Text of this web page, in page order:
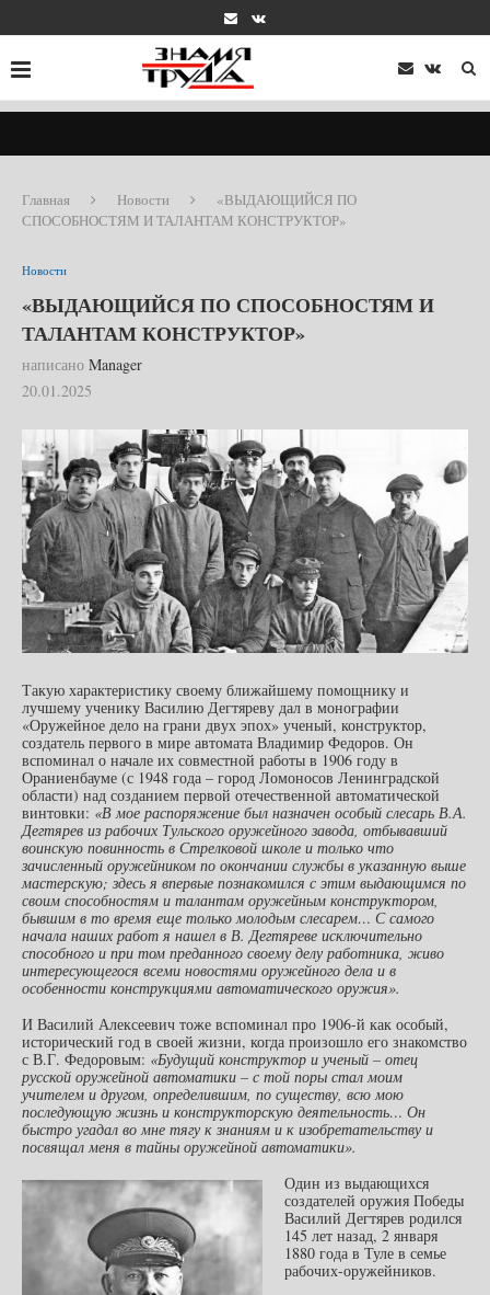
Главная Новости
«ВЫДАЮЩИЙСЯ ПО
СПОСОБНОСТЯМ И ТАЛАНТАМ КОНСТРУКТОР»
Новости
«ВЫДАЮЩИЙСЯ ПО СПОСОБНОСТЯМ И
ТАЛАНТАМ КОНСТРУКТОР»
написано Manager
20.01.2025
Такую характеристику своему ближайшему помощнику и
лучшему ученику Василию Дегтяреву дал в монографии
«Оружейное дело на грани двух эпох» ученый, конструктор,
создатель первого в мире автомата Владимир Федоров. Он
вспоминал о начале их совместной работы в 1906 году в
Ораниенбауме (с 1948 года – город Ломоносов Ленинградской
области) над созданием первой отечественной автоматической
винтовки: «В мое распоряжение был назначен особый слесарь В.А.
Дегтярев из рабочих Тульского оружейного завода, отбывавший
воинскую повинность в Стрелковой школе и только что
зачисленный оружейником по окончании службы в указанную выше
мастерскую; здесь я впервые познакомился с этим выдающимся по
своим способностям и талантам оружейным конструктором,
бывшим в то время еще только молодым слесарем… С самого
начала наших работ я нашел в В. Дегтяреве исключительно
способного и при том преданного своему делу работника, живо
интересующегося всеми новостями оружейного дела и в
особенности конструкциями автоматического оружия».
И Василий Алексеевич тоже вспоминал про 1906-й как особый,
исторический год в своей жизни, когда произошло его знакомство
с В.Г. Федоровым: «Будущий конструктор и ученый – отец
русской оружейной автоматики – с той поры стал моим
учителем и другом, определившим, по существу, всю мою
последующую жизнь и конструкторскую деятельность… Он
быстро угадал во мне тягу к знаниям и к изобретательству и
посвящал меня в тайны оружейной автоматики».
Один из выдающихся
создателей оружия Победы
Василий Дегтярев родился
145 лет назад, 2 января
1880 года в Туле в семье
рабочих-оружейников.